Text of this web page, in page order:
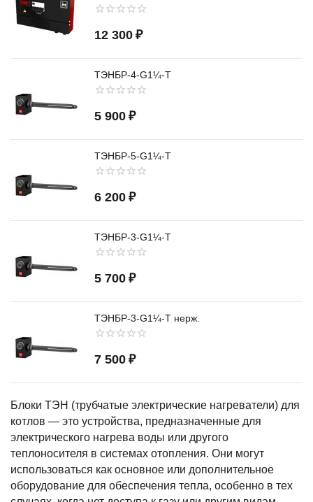
Блоки ТЭН (трубчатые электрические нагреватели) для
котлов — это устройства, предназначенные для
электрического нагрева воды или другого
теплоносителя в системах отопления. Они могут
использоваться как основное или дополнительное
оборудование для обеспечения тепла, особенно в тех
12 300 ₽
ТЭНБР-4-G1¼-Т
5 900 ₽
ТЭНБР-5-G1¼-Т
6 200 ₽
ТЭНБР-3-G1¼-Т
5 700 ₽
ТЭНБР-3-G1¼-Т нерж.
7 500 ₽